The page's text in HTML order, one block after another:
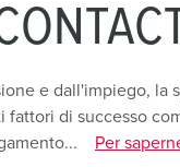
logistici
e dall'impiego, la
fattori di successo
Per